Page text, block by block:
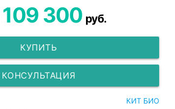
109 300 руб.
КУПИТЬ
КОНСУЛЬТАЦИЯ
КИТ БИО